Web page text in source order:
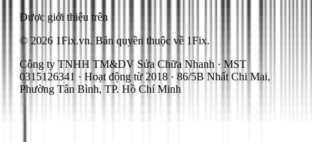
Được giới thiệu trên
© 2026 1Fix.vn. Bản quyền thuộc về 1Fix.
Công ty TNHH TM&DV Sửa Chữa Nhanh · MST
0315126341 · Hoạt động từ 2018 · 86/5B Nhất Chi Mai,
Phường Tân Bình, TP. Hồ Chí Minh